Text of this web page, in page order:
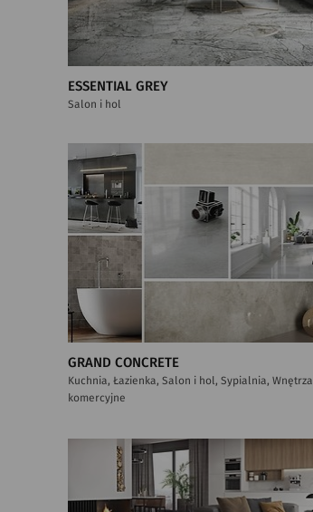
ESSENTIAL GREY
Salon i hol
GRAND CONCRETE
Kuchnia, Łazienka, Salon i hol, Sypialnia, Wnętrza
komercyjne